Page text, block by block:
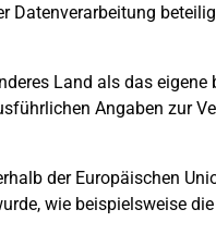
Datenverarbeitung
Land als das eigene
Angaben zur
der Europäischen
wie beispielsweise